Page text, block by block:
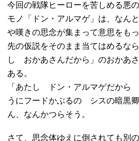
今回の戦隊ヒーローを苦しめる悪
モノ「ドン・アルマゲ」は、なん
や嘆きの思念が集まって意思をも
先の仮説をそのまま当てはめるな
し おかあさんだから」のおかあ
ある。
「あたし ドン・アルマゲだから
うにフードかぶるの シスの暗黒
ん、なんかつらそう。
さて、思念体ゆえに倒されても別